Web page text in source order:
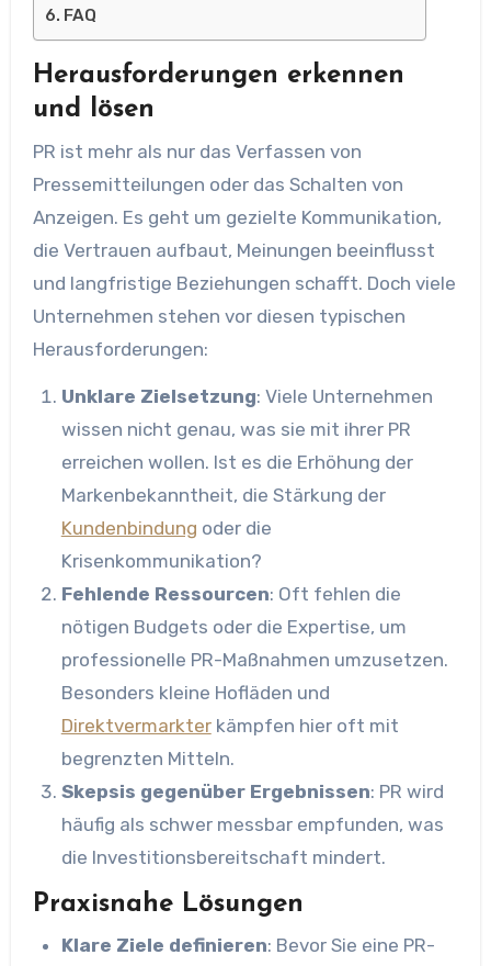
FAQ
Herausforderungen erkennen
und lösen
PR ist mehr als nur das Verfassen von
Pressemitteilungen oder das Schalten von
Anzeigen. Es geht um gezielte Kommunikation,
die Vertrauen aufbaut, Meinungen beeinflusst
und langfristige Beziehungen schafft. Doch viele
Unternehmen stehen vor diesen typischen
Herausforderungen:
Unklare Zielsetzung: Viele Unternehmen
wissen nicht genau, was sie mit ihrer PR
erreichen wollen. Ist es die Erhöhung der
Markenbekanntheit, die Stärkung der
Kundenbindung oder die
Krisenkommunikation?
Fehlende Ressourcen: Oft fehlen die
nötigen Budgets oder die Expertise, um
professionelle PR-Maßnahmen umzusetzen.
Besonders kleine Hofläden und
Direktvermarkterkämpfen hier oft mit
begrenzten Mitteln.
Skepsis gegenüber Ergebnissen: PR wird
häufig als schwer messbar empfunden, was
die Investitionsbereitschaft mindert.
Praxisnahe Lösungen
Klare Ziele definieren: Bevor Sie eine PR-